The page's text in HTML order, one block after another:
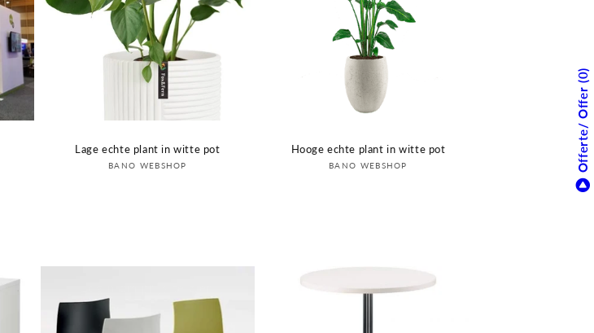
Lage echte plant in witte pot
Verkoper:
BANO WEBSHOP
Hooge echte plant in witte pot
Verkoper:
BANO WEBSHOP
Login om prijs te zien
Offerte/ Offer
0